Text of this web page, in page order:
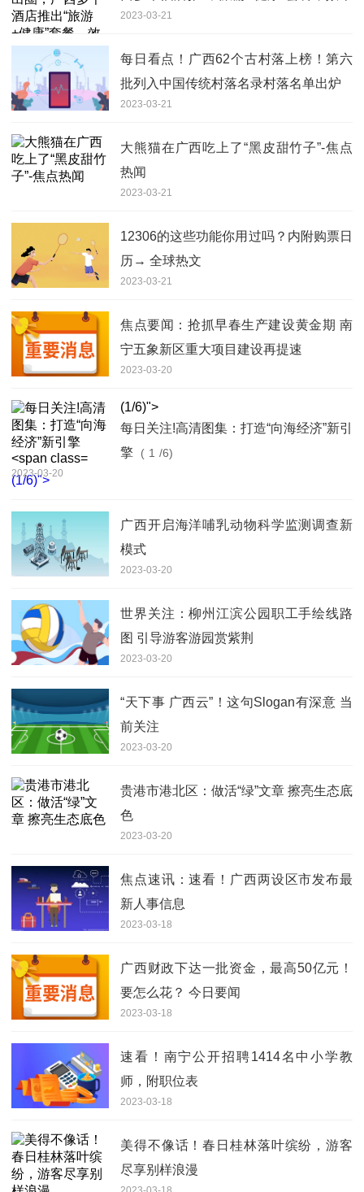
如何？
2023-03-21
每日看点！广西62个古村落上榜！第六
批列入中国传统村落名录村落名单出炉
2023-03-21
大熊猫在广西吃上了“黑皮甜竹子”-焦点
热闻
2023-03-21
12306的这些功能你用过吗？内附购票日
历→ 全球热文
2023-03-21
焦点要闻：抢抓早春生产建设黄金期 南
宁五象新区重大项目建设再提速
2023-03-20
(1/6)">
每日关注!高清图集：打造“向海经济”新引
擎
( 1 /6)
2023-03-20
(1/6)">
广西开启海洋哺乳动物科学监测调查新
模式
2023-03-20
世界关注：柳州江滨公园职工手绘线路
图 引导游客游园赏紫荆
2023-03-20
“天下事 广西云”！这句Slogan有深意 当
前关注
2023-03-20
贵港市港北区：做活“绿”文章 擦亮生态底
色
2023-03-20
焦点速讯：速看！广西两设区市发布最
新人事信息
2023-03-18
广西财政下达一批资金，最高50亿元！
要怎么花？ 今日要闻
2023-03-18
速看！南宁公开招聘1414名中小学教
师，附职位表
2023-03-18
美得不像话！春日桂林落叶缤纷，游客
尽享别样浪漫